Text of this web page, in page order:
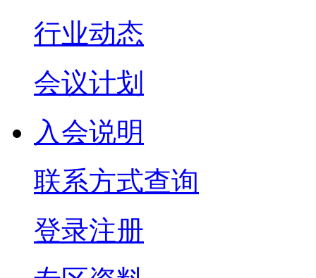
行业动态
会议计划
入会说明
联系方式查询
登录注册